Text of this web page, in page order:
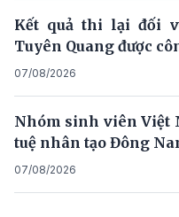
Kết quả thi lại đối
Tuyên Quang được
07/08/2026
Nhóm sinh viên Việt
tuệ nhân tạo Đông
07/08/2026